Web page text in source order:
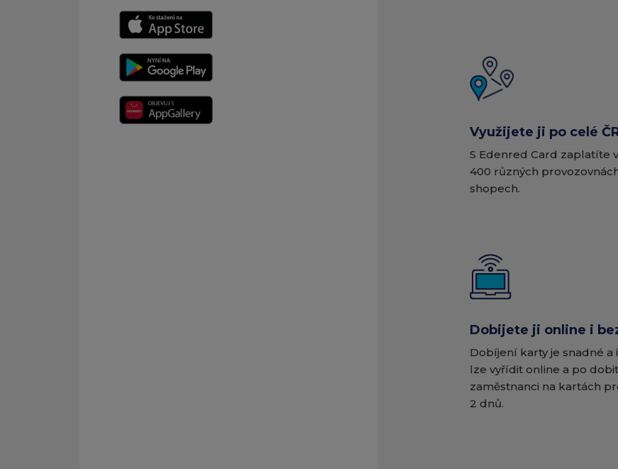
Využijete ji po celé
S Edenred Card zaplatíte
400 různých
shopech.
Dobijete ji online i
Dobíjení karty je snadné a
lze vyřídit online a po
zaměstnanci na kartách
2 dnů.